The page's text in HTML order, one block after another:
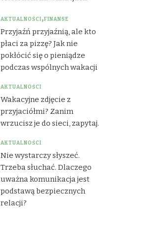
AKTUALNOŚCI FINANSE
Przyjaźń przyjaźnią, ale kto
płaci za pizzę? Jak nie
pokłócić się o pieniądze
podczas wspólnych wakacji
AKTUALNOŚCI
Wakacyjne zdjęcie z
przyjaciółmi? Zanim
wrzucisz je do sieci, zapytaj.
AKTUALNOŚCI
Nie wystarczy słyszeć.
Trzeba słuchać. Dlaczego
uważna komunikacja jest
podstawą bezpiecznych
relacji?